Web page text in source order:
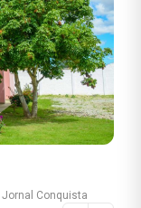
Jornal Conquista